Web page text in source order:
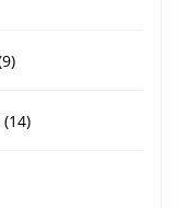
99
1414